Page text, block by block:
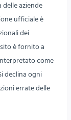
aziende
ufficiale è
dei
è fornito a
come
declina ogni
errate delle